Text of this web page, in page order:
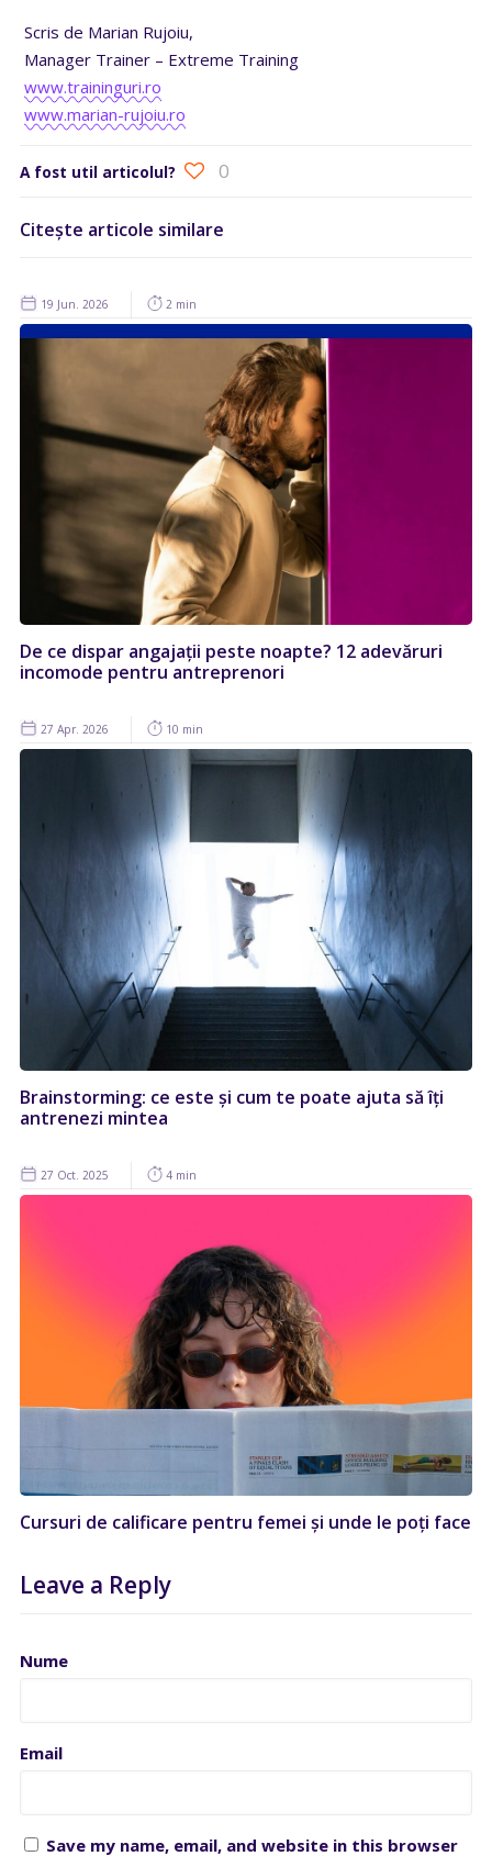
Scris de Marian Rujoiu,
Manager Trainer – Extreme Training
www.traininguri.ro
www.marian-rujoiu.ro
A fost util articolul? 0
Citește articole similare
19 Jun. 2026 2 min
De ce dispar angajații peste noapte? 12 adevăruri
incomode pentru antreprenori
27 Apr. 2026 10 min
Brainstorming: ce este și cum te poate ajuta să îți
antrenezi mintea
27 Oct. 2025 4 min
Cursuri de calificare pentru femei și unde le poți face
Leave a Reply
Nume
Email
Save my name, email, and website in this browser